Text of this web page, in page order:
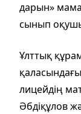
дарын»
сынып
Ұлттық
лицейдің
Әбдіқұлов